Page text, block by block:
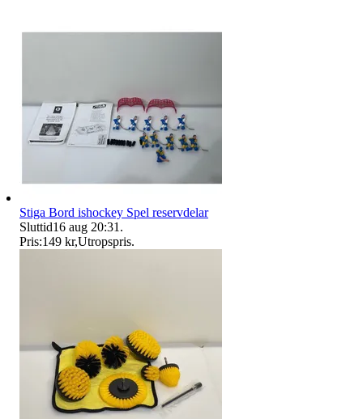
Stiga Bord ishockey Spel reservdelar
Sluttid16 aug 20:31 .
Pris:149 kr,Utropspris.